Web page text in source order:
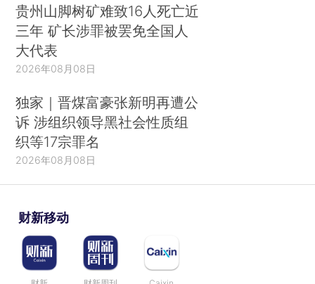
贵州山脚树矿难致16人死亡近
三年 矿长涉罪被罢免全国人
大代表
2026年08月08日
独家｜晋煤富豪张新明再遭公
诉 涉组织领导黑社会性质组
织等17宗罪名
2026年08月08日
财新移动